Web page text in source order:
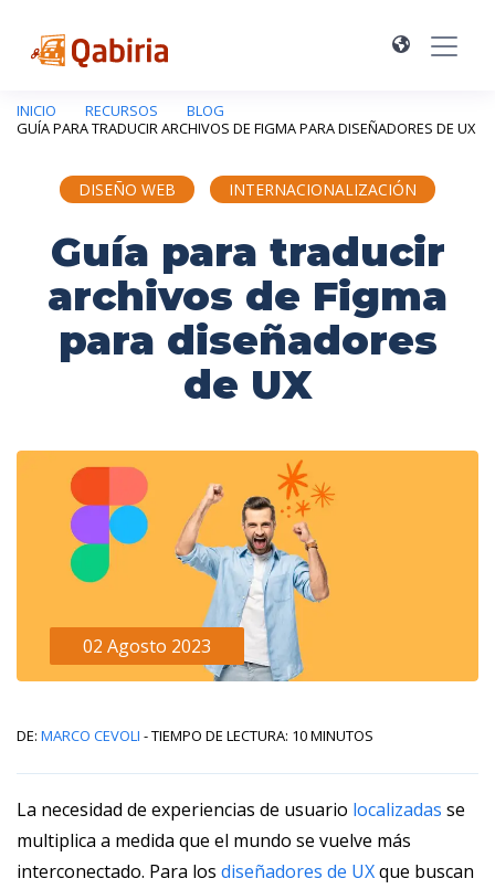
INICIO RECURSOS
BLOG
GUÍA PARA TRADUCIR ARCHIVOS DE FIGMA PARA DISEÑADORES DE UX
DISEÑO WEB INTERNACIONALIZACIÓN
Guía para traducir
archivos de Figma
para diseñadores
de UX
02 Agosto 2023
De:Marco Cevoli- Tiempo de lectura: 10 minutos
La necesidad de experiencias de usuario localizadas se
multiplica a medida que el mundo se vuelve más
interconectado. Para los diseñadores de UXque buscan